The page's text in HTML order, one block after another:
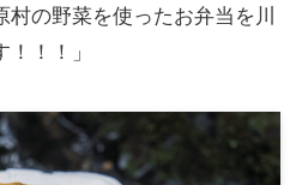
の野菜を使ったお弁当を川
！！」